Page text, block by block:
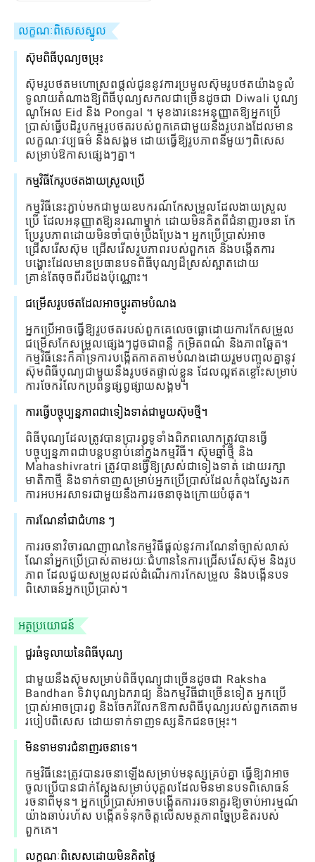
លក្ខណៈពិសេសស្នូល
ស៊ុមពិធីបុណ្យចម្រុះ
ស៊ុមរូបថតមហោស្រពផ្តល់ជូននូវការប្រមូលស៊ុមរូបថតយ៉ាងទូលំ
ទូលាយតំណាងឱ្យពិធីបុណ្យសកលជាច្រើនដូចជា Diwali បុណ្យ
ណូអែល Eid និង Pongal ។ មុខងារនេះអនុញ្ញាតឱ្យអ្នកប្រើ
ប្រាស់ធ្វើបដិរូបកម្មរូបថតរបស់ពួកគេជាមួយនឹងរូបរាងដែលមាន
លក្ខណៈវប្បធម៌ និងសង្គម ដោយធ្វើឱ្យរូបភាពនីមួយៗពិសេស
សម្រាប់ឱកាសផ្សេងៗគ្នា។
កម្មវិធីកែរូបថតងាយស្រួលប្រើ
កម្មវិធីនេះភ្ជាប់មកជាមួយឧបករណ៍កែសម្រួលដែលងាយស្រួល
ប្រើ ដែលអនុញ្ញាតឱ្យនរណាម្នាក់ ដោយមិនគិតពីជំនាញរចនា កែ
ប្រែរូបភាពដោយមិនចាំបាច់ប្រឹងប្រែង។ អ្នកប្រើប្រាស់អាច
ជ្រើសរើសស៊ុម ជ្រើសរើសរូបភាពរបស់ពួកគេ និងបង្កើតការ
បង្ហោះដែលមានប្រធានបទពិធីបុណ្យដ៏ស្រស់ស្អាតដោយ
គ្រាន់តែចុចពីរបីដងប៉ុណ្ណោះ។
ជម្រើសរូបថតដែលអាចប្ដូរតាមបំណង
អ្នក​ប្រើ​អាច​ធ្វើ​ឱ្យ​រូបថត​របស់​ពួក​គេ​លេចធ្លោ​ដោយ​ការ​កែ​សម្រួល​
ជម្រើស​កែ​សម្រួល​ផ្សេង​ៗ​ដូច​ជា​ពន្លឺ កម្រិត​ពណ៌ និង​ភាព​ឆ្អែត។
កម្មវិធីនេះក៏គាំទ្រការបង្កើតកាតតាមបំណងដោយរួមបញ្ចូលគ្នានូវ
ស៊ុមពិធីបុណ្យជាមួយនឹងរូបថតផ្ទាល់ខ្លួន ដែលល្អឥតខ្ចោះសម្រាប់
ការចែករំលែកប្រព័ន្ធផ្សព្វផ្សាយសង្គម។
ការធ្វើបច្ចុប្បន្នភាពជាទៀងទាត់ជាមួយស៊ុមថ្មី។
ពិធីបុណ្យដែលត្រូវបានប្រារព្ធទូទាំងពិភពលោកត្រូវបានធ្វើ
បច្ចុប្បន្នភាពជាបន្តបន្ទាប់នៅក្នុងកម្មវិធី។ ស៊ុមឆ្នាំថ្មី និង
Mahashivratri ត្រូវបានធ្វើឱ្យស្រស់ជាទៀងទាត់ ដោយរក្សា
មាតិកាថ្មី និងទាក់ទាញសម្រាប់អ្នកប្រើប្រាស់ដែលកំពុងស្វែងរក
ការអបអរសាទរជាមួយនឹងការរចនាចុងក្រោយបំផុត។
ការណែនាំជាជំហាន ៗ
ការរចនាវិចារណញាណនៃកម្មវិធីផ្តល់នូវការណែនាំច្បាស់លាស់
ណែនាំអ្នកប្រើប្រាស់តាមរយៈជំហាននៃការជ្រើសរើសស៊ុម និងរូប
ភាព ដែលជួយសម្រួលដល់ដំណើរការកែសម្រួល និងបង្កើនបទ
ពិសោធន៍អ្នកប្រើប្រាស់។
អត្ថប្រយោជន៍
ជួរធំទូលាយនៃពិធីបុណ្យ
ជាមួយនឹងស៊ុមសម្រាប់ពិធីបុណ្យជាច្រើនដូចជា Raksha
Bandhan ទិវាបុណ្យឯករាជ្យ និងកម្មវិធីជាច្រើនទៀត អ្នកប្រើ
ប្រាស់អាចប្រារព្ធ និងចែករំលែកឱកាសពិធីបុណ្យរបស់ពួកគេតាម
របៀបពិសេស ដោយទាក់ទាញទស្សនិកជនចម្រុះ។
មិនទាមទារជំនាញរចនាទេ។
កម្មវិធីនេះត្រូវបានរចនាឡើងសម្រាប់មនុស្សគ្រប់គ្នា ធ្វើឱ្យវាអាច
ចូលប្រើបានជាក់ស្តែងសម្រាប់បុគ្គលដែលមិនមានបទពិសោធន៍
រចនាពីមុន។ អ្នកប្រើប្រាស់អាចបង្កើតការរចនាគួរឱ្យចាប់អារម្មណ៍
យ៉ាងឆាប់រហ័ស បង្កើតទំនុកចិត្តលើសមត្ថភាពច្នៃប្រឌិតរបស់
ពួកគេ។
លក្ខណៈពិសេសដោយមិនគិតថ្លៃ